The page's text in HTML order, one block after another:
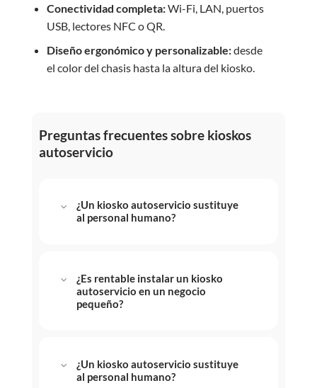
Conectividad completa:Wi-Fi, LAN, puertos
USB, lectores NFC o QR.
Diseño ergonómico y personalizable:desde
el color del chasis hasta la altura del kiosko.
Preguntas frecuentes sobre kioskos
autoservicio
¿Un kiosko autoservicio sustituye
al personal humano?
¿Es rentable instalar un kiosko
autoservicio en un negocio
pequeño?
¿Un kiosko autoservicio sustituye
al personal humano?